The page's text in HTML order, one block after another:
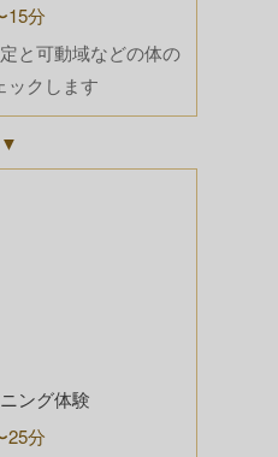
15分
と可動域などの体の
ックします
▼
ング体験
25分